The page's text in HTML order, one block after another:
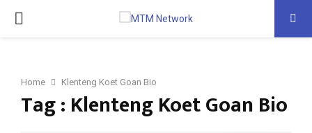
PRIMARY
Home Klenteng Koet Goan Bio
Tag : Klenteng Koet Goan Bio